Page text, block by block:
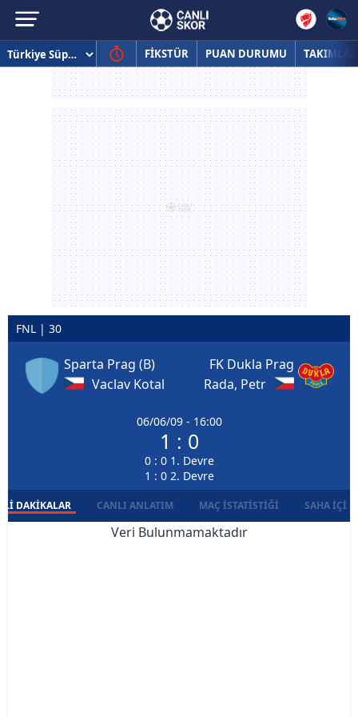
FİKSTÜR PUAN DURUMU TAKIMLAR
FNL | 30
Sparta Prag (B)
Vaclav Kotal
06/06/09 - 16:00
1 : 0
0 : 0 1. Devre
1 : 0 2. Devre
FK Dukla Prag
Rada, Petr
DAKIKALAR CANLI ANLATIM MAÇ İSTATISTIĞI SAHA İÇI
Veri Bulunmamaktadır